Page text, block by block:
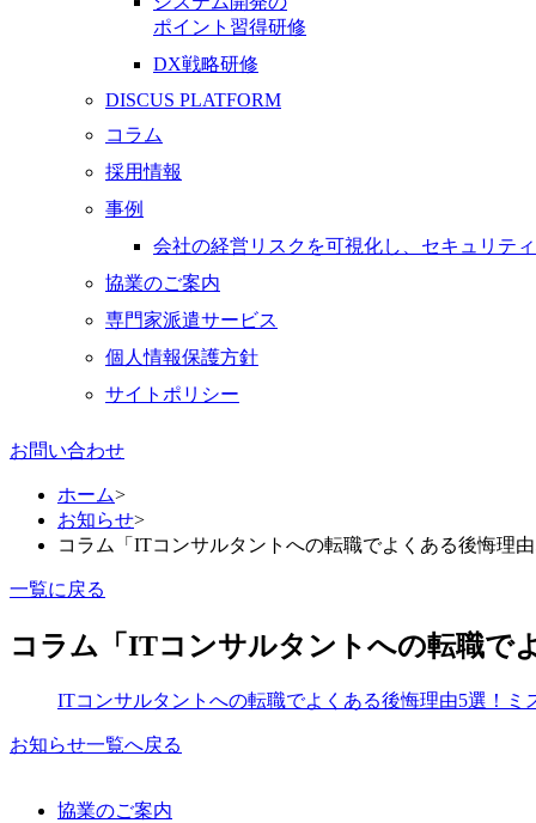
ポイント習得研修
DX戦略研修
DISCUS PLATFORM
コラム
採用情報
事例
会社の経営リスクを可視化し、セキュリテ
協業のご案内
専門家派遣サービス
個人情報保護方針
サイトポリシー
お問い合わせ
ホーム>
お知らせ>
コラム「ITコンサルタントへの転職でよくある後悔理
一覧に戻る
コラム「ITコンサルタントへの転職で
ITコンサルタントへの転職でよくある後悔理由5選！ミ
お知らせ一覧へ戻る
協業のご案内